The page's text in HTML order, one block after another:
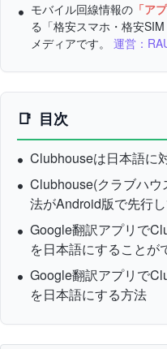
モバイル回線情報の 「ア
る「格安スマホ・格安
メディアです。 運営：
目次
Clubhouseは日本語に
Clubhouse(クラブハ
法がAndroid版で先行
Google翻訳アプリで
を日本語にすることが
Google翻訳アプリで
を日本語にする方法